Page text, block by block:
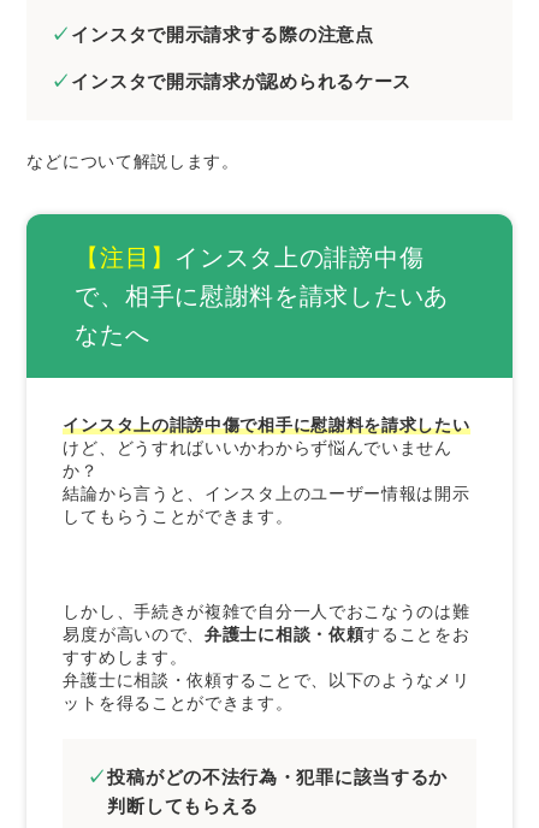
インスタでの開示請求が認められやすい投稿
権利を侵害している
開示請求により投稿者を特定したあとに取れる
損害賠償・慰謝料請求
開示請求を弁護士に依頼した場合の費用目安
ストーリーズでも開示請求はできる？
ネットカフェからの投稿でも投稿者を特定で
きる？
警察に依頼することはできる？
インスタで開示請求する際の注意点
インスタで開示請求が認められるケース
などについて解説します。
【注目】 インスタ上の誹謗中傷
で、相手に慰謝料を請求したいあ
なたへ
インスタ上の誹謗中傷で相手に慰謝料を請求したい
けど、どうすればいいかわからず悩んでいません
か？
結論から言うと、インスタ上のユーザー情報は開示
してもらうことができます。
しかし、手続きが複雑で自分一人でおこなうのは難
易度が高いので、弁護士に相談・依頼することをお
すすめします。
弁護士に相談・依頼することで、以下のようなメリ
ットを得ることができます。
投稿がどの不法行為・犯罪に該当するか
判断してもらえる